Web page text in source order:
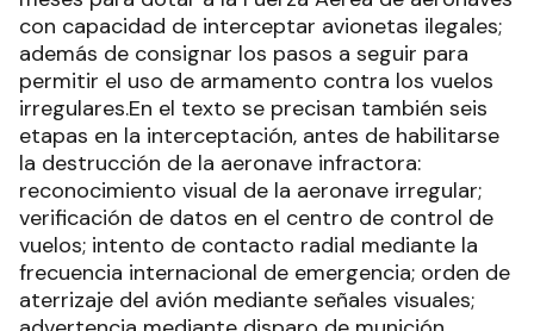
con capacidad de interceptar avionetas ilegales;
además de consignar los pasos a seguir para
permitir el uso de armamento contra los vuelos
irregulares.En el texto se precisan también seis
etapas en la interceptación, antes de habilitarse
la destrucción de la aeronave infractora:
reconocimiento visual de la aeronave irregular;
verificación de datos en el centro de control de
vuelos; intento de contacto radial mediante la
frecuencia internacional de emergencia; orden de
aterrizaje del avión mediante señales visuales;